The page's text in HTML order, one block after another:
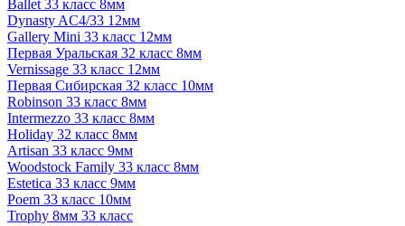
Ballet 33 класс 8мм
Dynasty AC4/33 12мм
Gallery Mini 33 класс 12мм
Первая Уральская 32 класс 8мм
Vernissage 33 класс 12мм
Первая Сибирская 32 класс 10мм
Robinson 33 класс 8мм
Intermezzo 33 класс 8мм
Holiday 32 класс 8мм
Artisan 33 класс 9мм
Woodstock Family 33 класс 8мм
Estetica 33 класс 9мм
Poem 33 класс 10мм
Trophy 8мм 33 класс